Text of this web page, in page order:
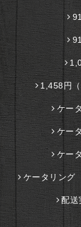
1,458円
ケー
ケー
ケー
ケータリング
配送